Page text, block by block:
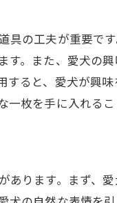
ックな写真
の工夫が重要で
。また、愛犬の
ると、愛犬が興
枚を手に入れるこ
ります。まず、